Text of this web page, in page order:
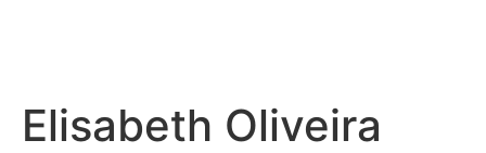
Elisabeth Oliveira